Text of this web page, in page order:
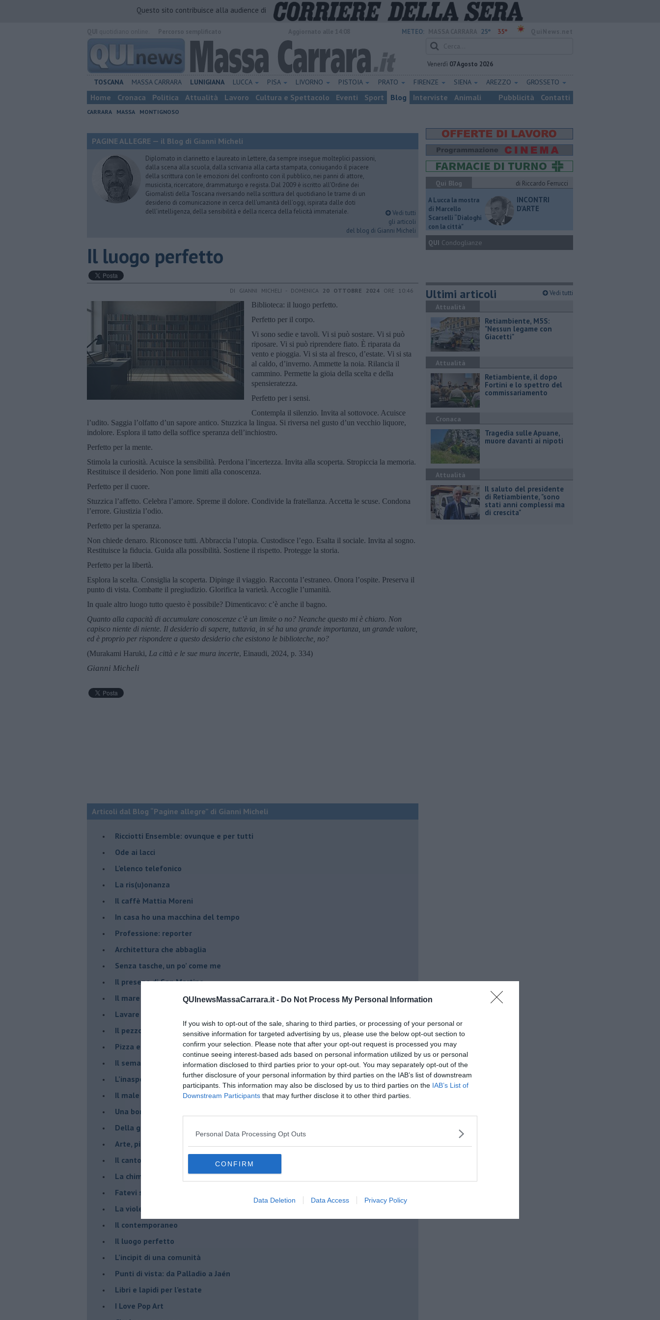
QUInewsMassaCarrara.it - Do Not Process My Personal Information
If you wish to opt-out of the sale, sharing to third parties, or processing of your personal or
sensitive information for targeted advertising by us, please use the below opt-out section to
confirm your selection. Please note that after your opt-out request is processed you may
continue seeing interest-based ads based on personal information utilized by us or personal
information disclosed to third parties prior to your opt-out. You may separately opt-out of the
further disclosure of your personal information by third parties on the IAB’s list of downstream
participants. This information may also be disclosed by us to third parties on the IAB’s List of
Downstream Participants that may further disclose it to other third parties.
Personal Data Processing Opt Outs
CONFIRM
Data Deletion Data Access Privacy Policy
Questo sito contribuisce alla audience di
METEO: 25° 35°
Venerdì 07 Agosto 2026
TOSCANA MASSA CARRARA LUNIGIANA LUCCA PISA LIVORNO PISTOIA PRATO FIRENZE SIENA AREZZO GROSSETO
Home Cronaca Politica Attualità Lavoro Cultura e Spettacolo Eventi Sport Blog Interviste Animali Pubblicità Contatti
CARRARA MASSA MONTIGNOSO
PAGINE ALLEGRE — il Blog di Gianni Micheli
Diplomato in clarinetto e laureato in Lettere, da sempre insegue molteplici passioni,
dalla scena alla scuola, dalla scrivania alla carta stampata, coniugando il piacere
della scrittura con le emozioni del confronto con il pubblico, nei panni di attore,
musicista, ricercatore, drammaturgo e regista. Dal 2009 è iscritto all’Ordine dei
Giornalisti della Toscana riversando nella scrittura del quotidiano le trame di un
desiderio di comunicazione in cerca dell’umanità dell’oggi, ispirata dalle doti
dell’intelligenza, della sensibilità e della ricerca della felicità immateriale.
Vedi tutti
gli articoli
del blog di Gianni Micheli
​Il luogo perfetto
DI GIANNI MICHELI - DOMENICA 20 OTTOBRE 2024 ORE 10:46
Biblioteca: il luogo perfetto.
Perfetto per il corpo.
Vi sono sedie e tavoli. Vi si può sostare. Vi si può
riposare. Vi si può riprendere fiato. È riparata da
vento e pioggia. Vi si sta al fresco, d’estate. Vi si sta
al caldo, d’inverno. Ammette la noia. Rilancia il
cammino. Permette la gioia della scelta e della
spensieratezza.
Perfetto per i sensi.
Contempla il silenzio. Invita al sottovoce. Acuisce
l’udito. Saggia l’olfatto d’un sapore antico. Stuzzica la lingua. Si riversa nel gusto d’un vecchio liquore,
indolore. Esplora il tatto della soffice speranza dell’inchiostro.
Perfetto per la mente.
Stimola la curiosità. Acuisce la sensibilità. Perdona l’incertezza. Invita alla scoperta. Stropiccia la memoria.
Restituisce il desiderio. Non pone limiti alla conoscenza.
Perfetto per il cuore.
Stuzzica l’affetto. Celebra l’amore. Spreme il dolore. Condivide la fratellanza. Accetta le scuse. Condona
l’errore. Giustizia l’odio.
Perfetto per la speranza.
Non chiede denaro. Riconosce tutti. Abbraccia l’utopia. Custodisce l’ego. Esalta il sociale. Invita al sogno.
Restituisce la fiducia. Guida alla possibilità. Sostiene il rispetto. Protegge la storia.
Perfetto per la libertà.
Esplora la scelta. Consiglia la scoperta. Dipinge il viaggio. Racconta l’estraneo. Onora l’ospite. Preserva il
punto di vista. Combatte il pregiudizio. Glorifica la varietà. Accoglie l’umanità.
In quale altro luogo tutto questo è possibile? Dimenticavo: c’è anche il bagno.
Quanto alla capacità di accumulare conoscenze c’è un limite o no? Neanche questo mi è chiaro. Non
capisco niente di niente. Il desiderio di sapere, tuttavia, in sé ha una grande importanza, un grande valore,
ed è proprio per rispondere a questo desiderio che esistono le biblioteche, no?
(Murakami Haruki, La città e le sue mura incerte, Einaudi, 2024, p. 334)
Gianni Micheli
Articoli dal Blog “Pagine allegre” di Gianni Micheli
​Ricciotti Ensemble: ovunque e per tutti
Ode ai lacci
​L’elenco telefonico
​La ris(u)onanza
​Il caffè Mattia Moreni
​In casa ho una macchina del tempo
Professione: reporter
Architettura che abbaglia
​Senza tasche, un po’ come me
​Il presepe di San Martino
​Il mare d’autunno
​Lavare la coscienza
​Il pezzo di legno
​Pizza e birra
​Il semaforo rosso
​L’inaspettato
​Il male è zucchero
​Una borraccia olfattiva, grazie
​Della gentilezza di Carofiglio
Arte, piacere e Pinacoteca di Brera
​Il canto di chi trema
La chimeraviglia
​Fatevi scultura
​La violetta di Santa Caterina
​Il contemporaneo
​Il luogo perfetto
​L’incipit di una comunità
Punti di vista: da Palladio a Jaén
​Libri e lapidi per l’estate
​I Love Pop Art
Qui Blog
di Riccardo Ferrucci
A Lucca la mostra
di Marcello
Scarselli “Dialoghi
con la città"
INCONTRI
D'ARTE
QUI Condoglianze
Ultimi articoli Vedi tutti
Attualità
Retiambiente, M5S:
"Nessun legame con
Giacetti"
Attualità
Retiambiente, il dopo
Fortini e lo spettro del
commissariamento
Cronaca
Tragedia sulle Apuane,
muore davanti ai nipoti
Attualità
Il saluto del presidente
di Retiambiente, "sono
stati anni complessi ma
di crescita"